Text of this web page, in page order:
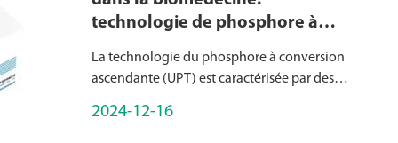
technologie de phosphore à
conversion asante (UPT)
La technologie du phosphore à conversion
ascendante (UPT) est caractérisée par des
2024-12-16